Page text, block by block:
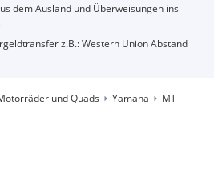
dem Ausland und Überweisungen ins
z.B.: Western Union Abstand
und Quads Yamaha MT